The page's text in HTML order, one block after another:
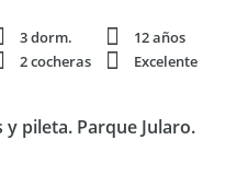
3 dorm.
12 años
2 cocheras
Excelente
pileta. Parque Jularo.